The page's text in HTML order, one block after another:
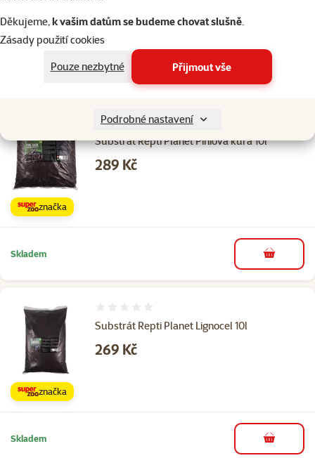
Děkujeme,k vašim datům se budeme chovat slušně.
Zásady použití cookies
Pouze nezbytné
Přijmout vše
Podrobné nastavení
Podobné produkty
Substrát Repti Planet Piniová kůra 10l
Hodnocení 0%
Cena
289 Kč
značka
Skladem do košíku
Substrát Repti Planet Lignocel 10l
Cena
269 Kč
značka
Skladem do košíku